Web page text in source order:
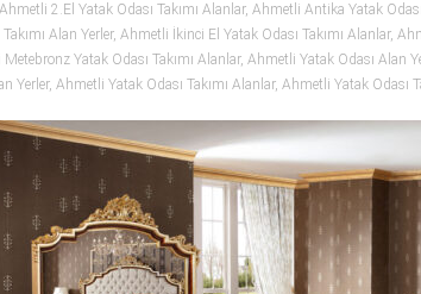
Ahmetli 2.El Yatak Odası Takımı Alanlar, Ahmetli Antika Yatak
Alan Yerler, Ahmetli İkinci El Yatak Odası Takımı Alanlar,
Yatak Odası Takımı Alanlar, Ahmetli Yatak Odası Alan
Yerler, Ahmetli Yatak Odası Takımı Alanlar, Ahmetli Yatak Odası